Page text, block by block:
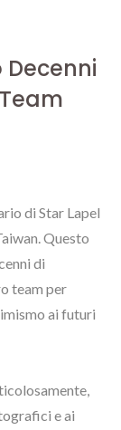
di Star Lapel
Questo
di
team per
ai futuri
e ai